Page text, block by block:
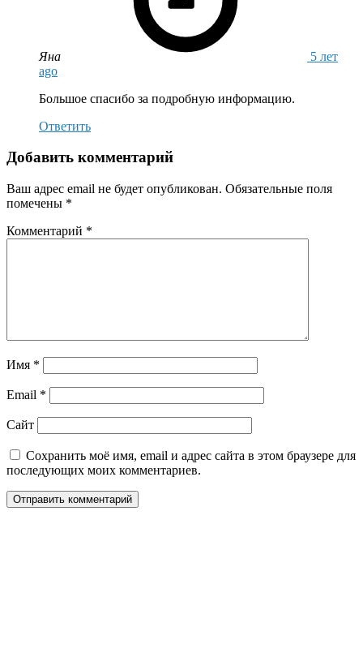
Яна
5 лет
ago
Большое спасибо за подробную информацию.
Ответить
Добавить комментарий
Ваш адрес email не будет опубликован. Обязательные поля
помечены *
Комментарий *
Имя *
Email *
Сайт
Сохранить моё имя, email и адрес сайта в этом браузере для
последующих моих комментариев.